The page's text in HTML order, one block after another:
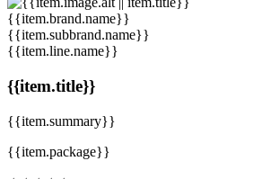
{{item.brand.name}}
{{item.subbrand.name}}
{{item.line.name}}
{{item.title}}
{{item.summary}}
{{item.package}}